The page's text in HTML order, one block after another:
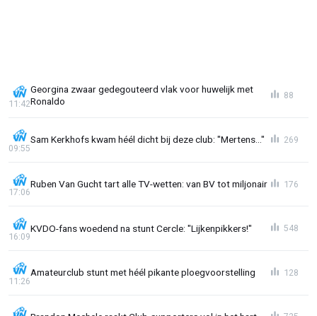
Georgina zwaar gedegouteerd vlak voor huwelijk met
Ronaldo
11:42
88
Sam Kerkhofs kwam héél dicht bij deze club: "Mertens..."
09:55
269
Ruben Van Gucht tart alle TV-wetten: van BV tot miljonair
17:06
176
KVDO-fans woedend na stunt Cercle: "Lijkenpikkers!"
16:09
548
Amateurclub stunt met héél pikante ploegvoorstelling
11:26
128